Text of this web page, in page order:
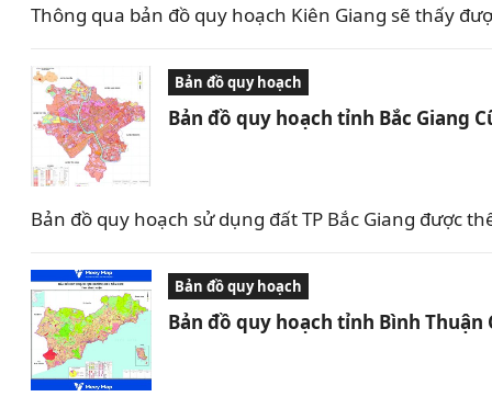
Thông qua bản đồ quy hoạch Kiên Giang sẽ thấy
Bản đồ quy hoạch
Bản đồ quy hoạch tỉnh Bắc Giang
Bản đồ quy hoạch sử dụng đất TP Bắc Giang được
Bản đồ quy hoạch
Bản đồ quy hoạch tỉnh Bình Thuận